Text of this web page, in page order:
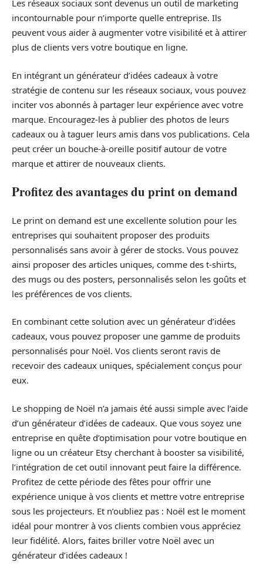
Les réseaux sociaux sont devenus un outil de marketing
incontournable pour n’importe quelle entreprise. Ils
peuvent vous aider à augmenter votre visibilité et à attirer
plus de clients vers votre boutique en ligne.
En intégrant un générateur d’idées cadeaux à votre
stratégie de contenu sur les réseaux sociaux, vous pouvez
inciter vos abonnés à partager leur expérience avec votre
marque. Encouragez-les à publier des photos de leurs
cadeaux ou à taguer leurs amis dans vos publications. Cela
peut créer un bouche-à-oreille positif autour de votre
marque et attirer de nouveaux clients.
Profitez des avantages du print on demand
Le print on demand est une excellente solution pour les
entreprises qui souhaitent proposer des produits
personnalisés sans avoir à gérer de stocks. Vous pouvez
ainsi proposer des articles uniques, comme des t-shirts,
des mugs ou des posters, personnalisés selon les goûts et
les préférences de vos clients.
En combinant cette solution avec un générateur d’idées
cadeaux, vous pouvez proposer une gamme de produits
personnalisés pour Noël. Vos clients seront ravis de
recevoir des cadeaux uniques, spécialement conçus pour
eux.
Le shopping de Noël n’a jamais été aussi simple avec l’aide
d’un générateur d’idées de cadeaux. Que vous soyez une
entreprise en quête d’optimisation pour votre boutique en
ligne ou un créateur Etsy cherchant à booster sa visibilité,
l’intégration de cet outil innovant peut faire la différence.
Profitez de cette période des fêtes pour offrir une
expérience unique à vos clients et mettre votre entreprise
sous les projecteurs. Et n’oubliez pas : Noël est le moment
idéal pour montrer à vos clients combien vous appréciez
leur fidélité. Alors, faites briller votre Noël avec un
générateur d’idées cadeaux !